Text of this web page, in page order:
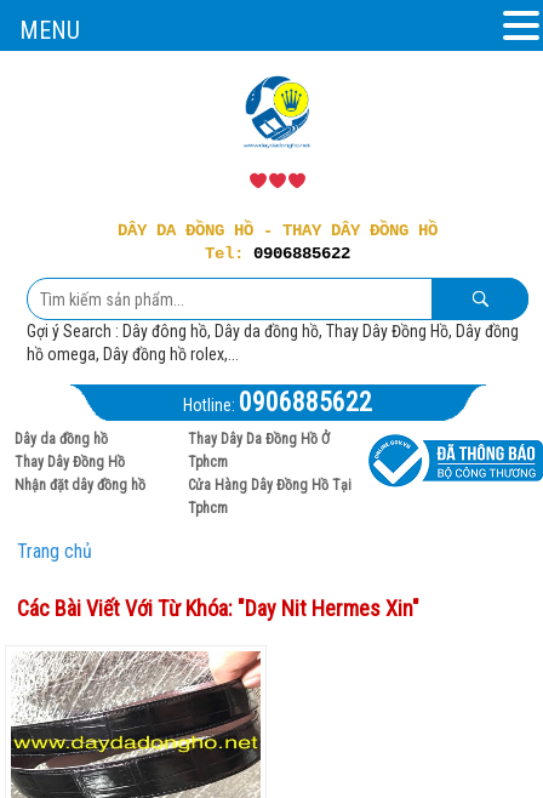
DÂY DA ĐỒNG HỒ - THAY DÂY ĐỒNG HỒ
Tel: 0906885622
Gợi ý Search : Dây đông hồ, Dây da đồng hồ, Thay Dây Đồng Hồ, Dây đồng
hồ omega, Dây đồng hồ rolex,...
Hotline: 0906885622
Dây da đồng hồ
Thay Dây Đồng Hồ
Nhận đặt dây đồng hồ
Thay Dây Da Đồng Hồ Ở
Tphcm
Cửa Hàng Dây Đồng Hồ Tại
Tphcm
Trang chủ
Các Bài Viết Với Từ Khóa: "Day Nit Hermes Xin"
MENU